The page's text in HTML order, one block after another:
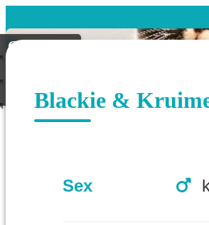
Gevonden
Geplaatst
Blackie &
Sex